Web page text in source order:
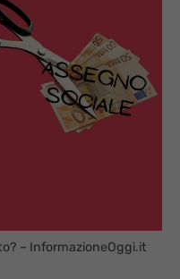
– InformazioneOggi.it